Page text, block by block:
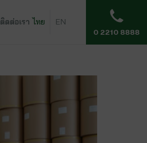
ติดต่อเรา ไทย EN
0 2210 8888